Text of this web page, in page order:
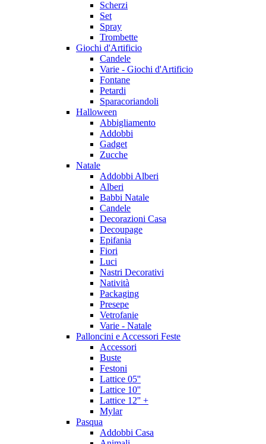
Scherzi
Set
Spray
Trombette
Giochi d'Artificio
Candele
Varie - Giochi d'Artificio
Fontane
Petardi
Sparacoriandoli
Halloween
Abbigliamento
Addobbi
Gadget
Zucche
Natale
Addobbi Alberi
Alberi
Babbi Natale
Candele
Decorazioni Casa
Decoupage
Epifania
Fiori
Luci
Nastri Decorativi
Natività
Packaging
Presepe
Vetrofanie
Varie - Natale
Palloncini e Accessori Feste
Accessori
Buste
Festoni
Lattice 05''
Lattice 10''
Lattice 12'' +
Mylar
Pasqua
Addobbi Casa